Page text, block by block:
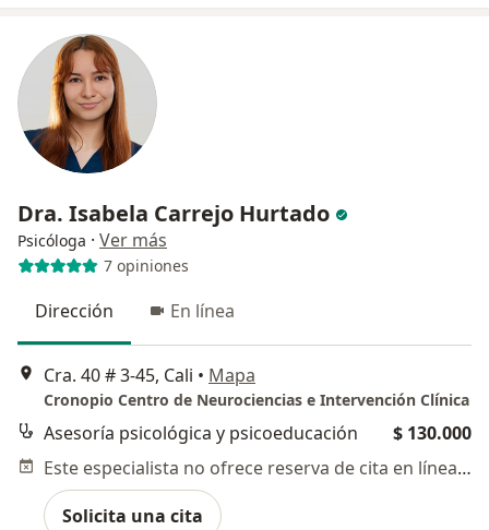
Dra. Isabela Carrejo Hurtado
Psicóloga · Ver más
7 opiniones
Dirección En línea
Cra. 40 # 3-45, Cali • Mapa
Cronopio Centro de Neurociencias e Intervención Clínica
Asesoría psicológica y psicoeducación
$ 130.000
Este especialista no ofrece reserva de cita en línea en esta dirección.
Solicita una cita